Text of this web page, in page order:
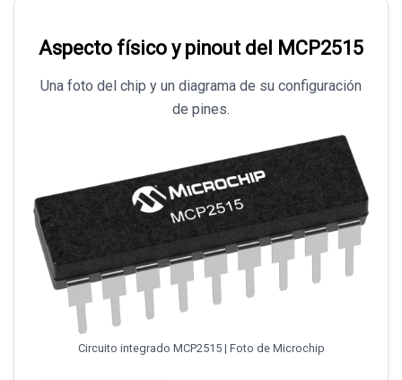
Aspecto físico y pinout del MCP2515
Una foto del chip y un diagrama de su configuración
de pines.
Circuito integrado MCP2515 | Foto de Microchip